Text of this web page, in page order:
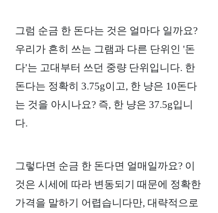
그럼 순금 한 돈다는 것은 얼마다 일까요?
우리가 흔히 쓰는 그램과 다른 단위인 '돈
다'는 고대부터 쓰던 중량 단위입니다. 한
돈다는 정확히 3.75g이고, 한 냥은 10돈다
는 것을 아시나요? 즉, 한 냥은 37.5g입니
다.
그렇다면 순금 한 돈다면 얼매일까요? 이
것은 시세에 따라 변동되기 때문에 정확한
가격을 말하기 어렵습니다만, 대략적으로